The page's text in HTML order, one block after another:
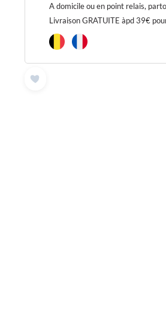
A domicile ou en point relais,
Livraison GRATUITE àpd 39€